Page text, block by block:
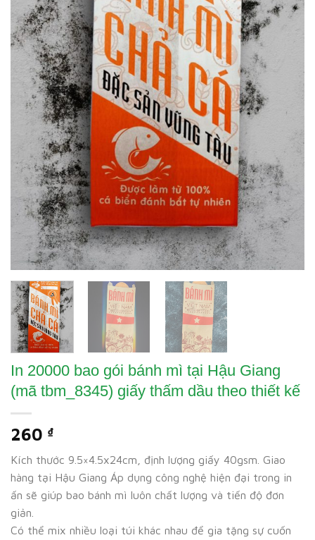
In 20000 bao gói bánh mì tại Hậu Giang
(mã tbm_8345) giấy thấm dầu theo thiết kế
260 ₫
Kích thước 9.5×4.5x24cm, định lượng giấy 40gsm. Giao
hàng tại Hậu Giang Áp dụng công nghệ hiện đại trong in
ấn sẽ giúp bao bánh mì luôn chất lượng và tiến độ đơn
giản.
Có thể mix nhiều loại túi khác nhau để gia tặng sự cuốn